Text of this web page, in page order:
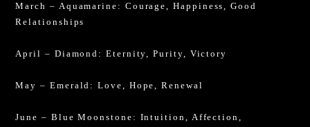
March – Aquamarine: Courage, Happiness, Good
Relationships
April – Diamond: Eternity, Purity, Victory
May – Emerald: Love, Hope, Renewal
June – Blue Moonstone: Intuition, Affection,